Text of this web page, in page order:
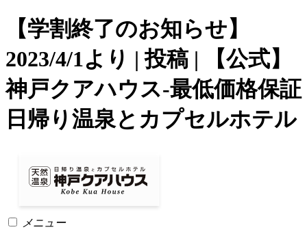
【学割終了のお知らせ】
2023/4/1より | 投稿 | 【公式】
神戸クアハウス-最低価格保証
日帰り温泉とカプセルホテル
メニュー